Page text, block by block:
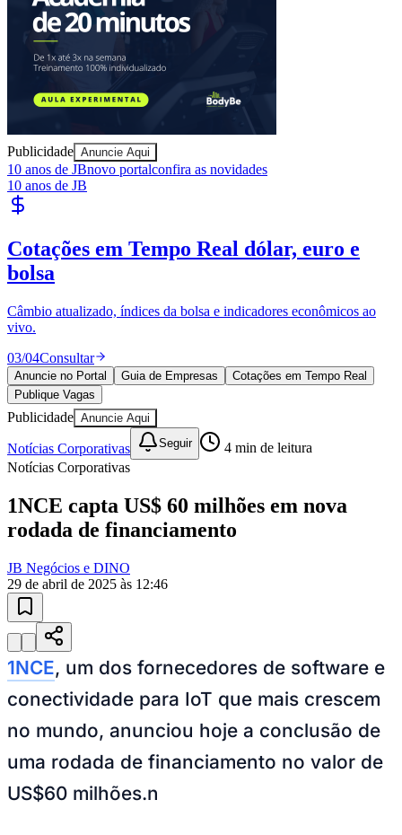
Ceará
Goiás
Publicidade Anuncie Aqui
10 anos de JBnovo portalconfira as novidades
10 anos de JB
Publique Vagas encontre talentos
Publique vagas e encontre os melhores profissionais da região.
04/04Publicar
Anuncie no Portal
Publique Vagas
Publicidade Anuncie Aqui
Notícias Corporativas
Notícias Corporativas
1NCE capta US$ 60 milhões em nova
JB Negócios e DINO
1NCE, um dos fornecedores de software e
conectividade para IoT que mais crescem
no mundo, anunciou hoje a conclusão de
uma rodada de financiamento no valor de
US$60 milhões.n